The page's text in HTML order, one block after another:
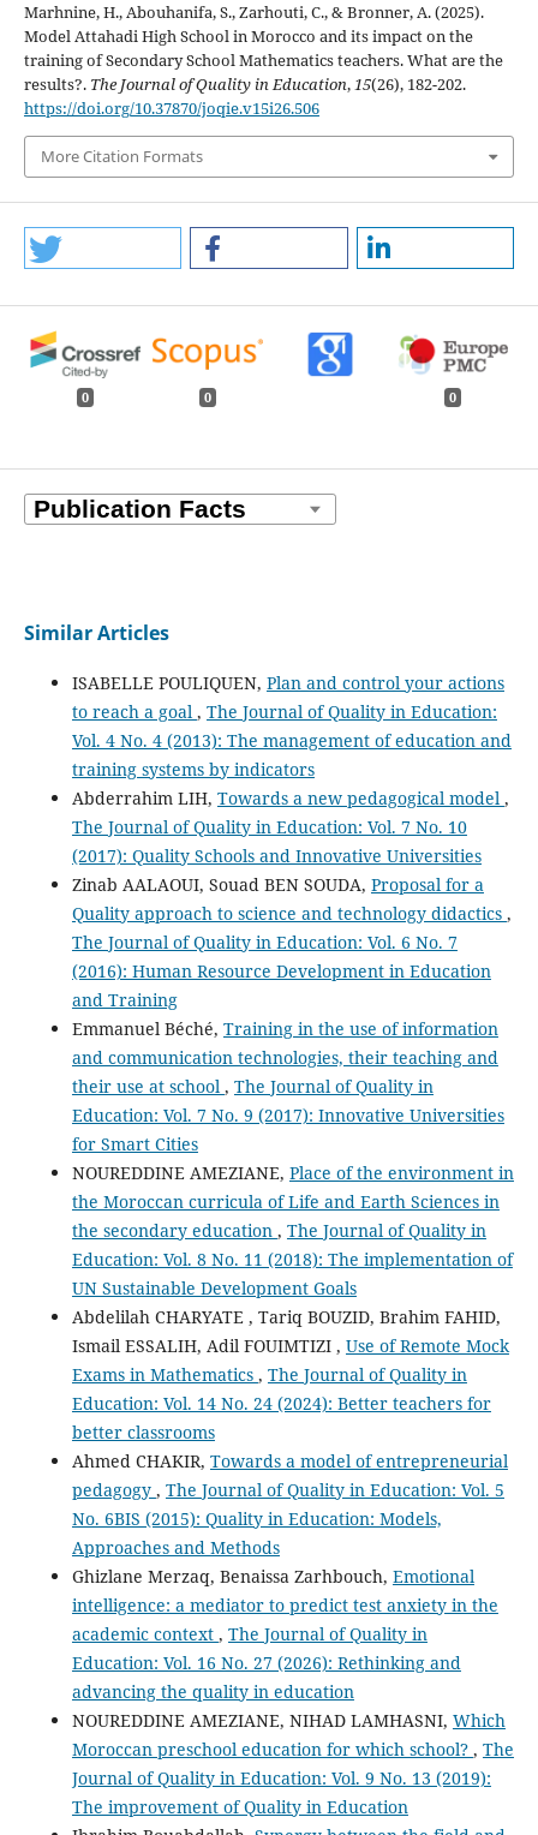
Marhnine, H., Abouhanifa, S., Zarhouti, C., & Bronner, A. (2025).
Model Attahadi High School in Morocco and its impact on the
training of Secondary School Mathematics teachers. What are the
results?. The Journal of Quality in Education,15(26), 182-202.
https://doi.org/10.37870/joqie.v15i26.506
More Citation Formats
0 0 0
Similar Articles
ISABELLE POULIQUEN, Plan and control your actions
to reach a goal , The Journal of Quality in Education:
Vol. 4 No. 4 (2013): The management of education and
training systems by indicators
Abderrahim LIH, Towards a new pedagogical model ,
The Journal of Quality in Education: Vol. 7 No. 10
(2017): Quality Schools and Innovative Universities
Zinab AALAOUI, Souad BEN SOUDA, Proposal for a
Quality approach to science and technology didactics ,
The Journal of Quality in Education: Vol. 6 No. 7
(2016): Human Resource Development in Education
and Training
Emmanuel Béché, Training in the use of information
and communication technologies, their teaching and
their use at school , The Journal of Quality in
Education: Vol. 7 No. 9 (2017): Innovative Universities
for Smart Cities
NOUREDDINE AMEZIANE, Place of the environment in
the Moroccan curricula of Life and Earth Sciences in
the secondary education , The Journal of Quality in
Education: Vol. 8 No. 11 (2018): The implementation of
UN Sustainable Development Goals
Abdelilah CHARYATE , Tariq BOUZID, Brahim FAHID,
Ismail ESSALIH, Adil FOUIMTIZI , Use of Remote Mock
Exams in Mathematics , The Journal of Quality in
Education: Vol. 14 No. 24 (2024): Better teachers for
better classrooms
Ahmed CHAKIR, Towards a model of entrepreneurial
pedagogy , The Journal of Quality in Education: Vol. 5
No. 6BIS (2015): Quality in Education: Models,
Approaches and Methods
Ghizlane Merzaq, Benaissa Zarhbouch, Emotional
intelligence: a mediator to predict test anxiety in the
academic context , The Journal of Quality in
Education: Vol. 16 No. 27 (2026): Rethinking and
advancing the quality in education
NOUREDDINE AMEZIANE, NIHAD LAMHASNI, Which
Moroccan preschool education for which school? , The
Journal of Quality in Education: Vol. 9 No. 13 (2019):
The improvement of Quality in Education